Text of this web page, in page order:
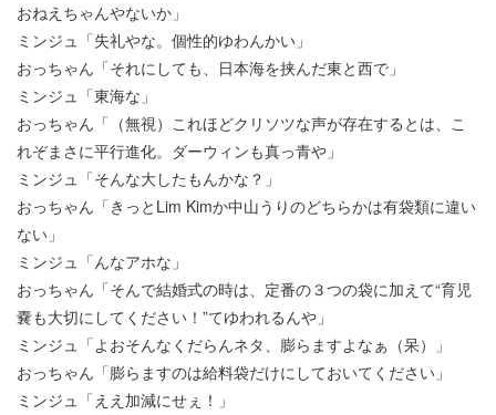
おねえちゃんやないか」
ミンジュ「失礼やな。個性的ゆわんかい」
おっちゃん「それにしても、日本海を挟んだ東と西で」
ミンジュ「東海な」
おっちゃん「（無視）これほどクリソツな声が存在するとは、こ
れぞまさに平行進化。ダーウィンも真っ青や」
ミンジュ「そんな大したもんかな？」
おっちゃん「きっとLim Kimか中山うりのどちらかは有袋類に違い
ない」
ミンジュ「んなアホな」
おっちゃん「そんで結婚式の時は、定番の３つの袋に加えて“育児
嚢も大切にしてください！”てゆわれるんや」
ミンジュ「よおそんなくだらんネタ、膨らますよなぁ（呆）」
おっちゃん「膨らますのは給料袋だけにしておいてください」
ミンジュ「ええ加減にせぇ！」